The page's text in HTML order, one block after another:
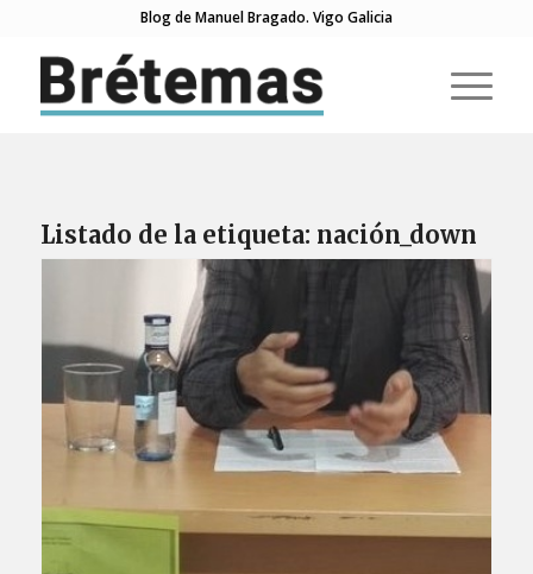
Blog de Manuel Bragado. Vigo Galicia
Listado de la etiqueta: nación_down